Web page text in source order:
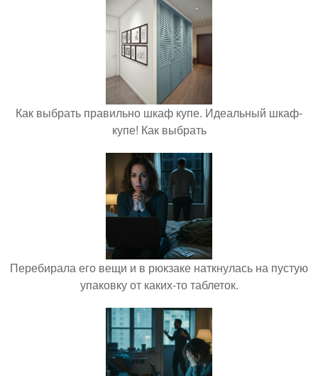
Как выбрать правильно шкаф купе. Идеальный шкаф-
купе! Как выбрать
Перебирала его вещи и в рюкзаке наткнулась на пустую
упаковку от каких-то таблеток.